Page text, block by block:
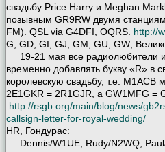
свадьбу Price Harry и Meghan
позывным GR9RW двумя
FM). QSL via G4DFI, OQRS. http://
G, GD, GI, GJ, GM, GU, GW;
19-21 мая все радиолюбители
временно добавлять букву «R» в
королевскую свадьбу, т.е. M1ACB
2E1GKR = 2R1GJR, а GW1MFG =
http://rsgb.org/main/blog/news/
callsign-letter-for-royal-wedding/
HR, Гондурас:
Dennis/W1UE, Rudy/N2WQ,